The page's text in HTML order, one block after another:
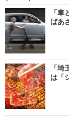
「
ばあ
「
は「